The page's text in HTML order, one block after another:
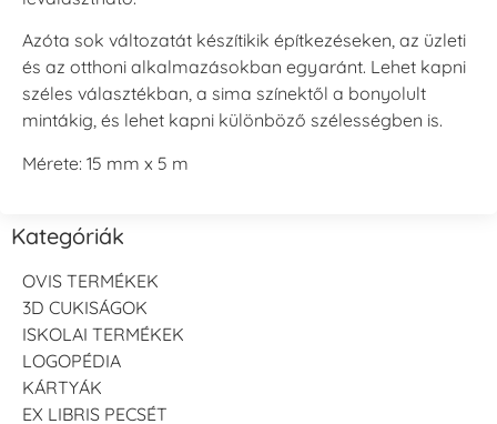
Azóta sok változatát készítikik építkezéseken, az üzleti
és az otthoni alkalmazásokban egyaránt. Lehet kapni
széles választékban, a sima színektől a bonyolult
mintákig, és lehet kapni különböző szélességben is.
Mérete: 15 mm x 5 m
Kategóriák
OVIS TERMÉKEK
3D CUKISÁGOK
ISKOLAI TERMÉKEK
LOGOPÉDIA
KÁRTYÁK
EX LIBRIS PECSÉT